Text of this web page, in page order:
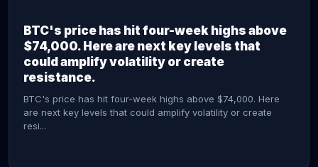
BTC's price has hit four-week highs above
$74,000. Here are next key levels that
could amplify volatility or create
resistance.
BTC's price has hit four-week highs above $74,000. Here
are next key levels that could amplify volatility or create
resi...